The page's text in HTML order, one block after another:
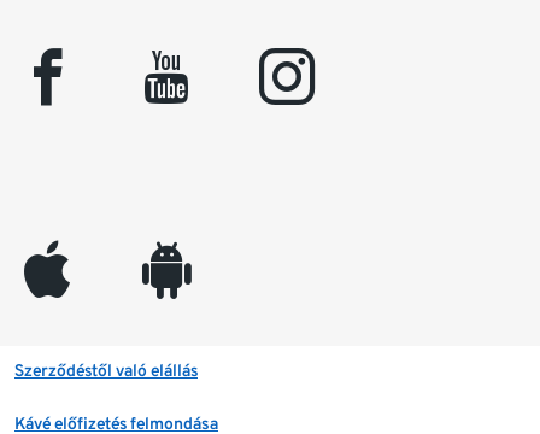
facebook youtube instagram
appleinc android
Szerződéstől való elállás
Kávé előfizetés felmondása